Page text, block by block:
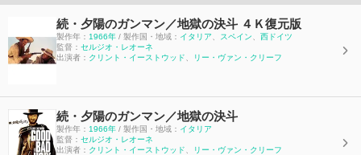
続・夕陽のガンマン／地獄の決斗 ４Ｋ復元版
製作年： 1966年 / 製作国・地域： イタリア スペイン
西ドイツ
監督： セルジオ・レオーネ
出演者： クリント・イーストウッド リー・ヴァン・クリーフ
続・夕陽のガンマン／地獄の決斗
製作年： 1966年 / 製作国・地域： イタリア
監督： セルジオ・レオーネ
出演者： クリント・イーストウッド リー・ヴァン・クリーフ